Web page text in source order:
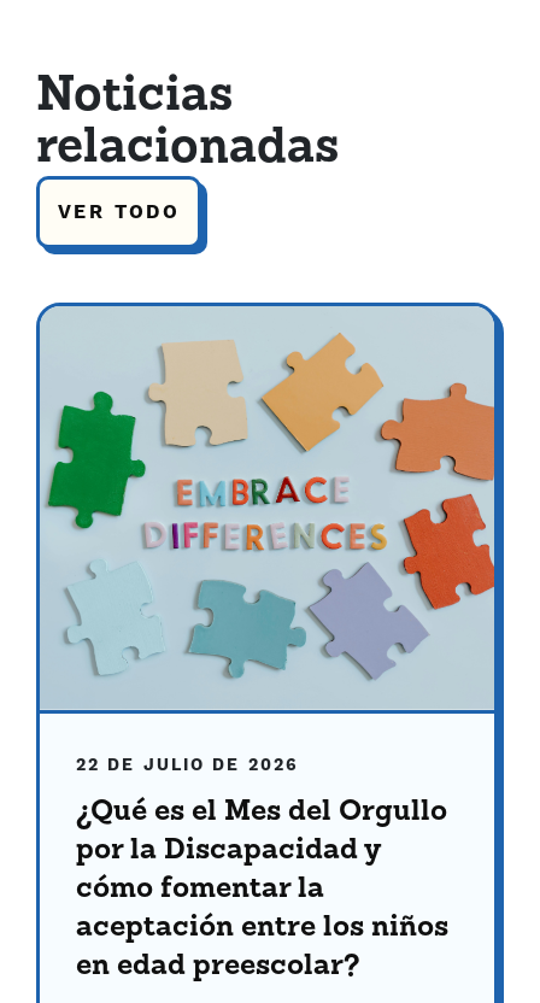
Noticias
relacionadas
VER TODO
22 DE JULIO DE 2026
¿Qué es el Mes del Orgullo
por la Discapacidad y
cómo fomentar la
aceptación entre los niños
en edad preescolar?